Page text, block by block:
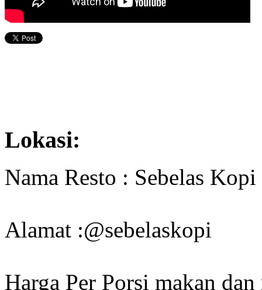
Lokasi:
Nama Resto : Sebelas Kopi
Alamat :@sebelaskopi
Harga Per Porsi makan